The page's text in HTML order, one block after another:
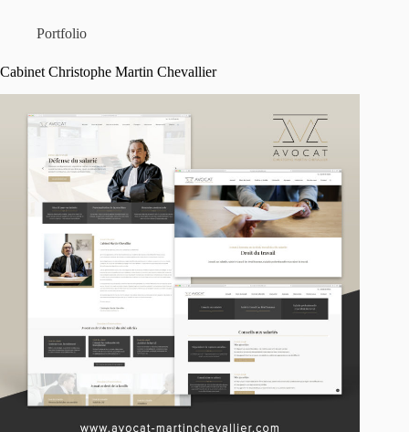
Portfolio
Cabinet Christophe Martin Chevallier